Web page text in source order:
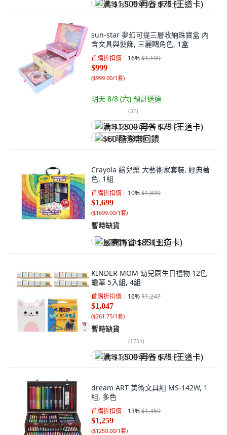
满 $1,500 再省 $75 (王道卡)
sun-star 夢幻可提三層收納珠寶盒 內
含文具與髮飾, 三麗鷗角色, 1盒
首購折扣價 16%$1,199
$999
($999.00/1套)
明天 8/8 (六) 預計送達
(37)
满 $1,500 再省 $75 (王道卡)
$60 酷澎幣回饋
Crayola 繪兒樂 大藝術家套裝, 經典著
色, 1組
首購折扣價 10%$1,899
$1,699
($1699.00/1套)
暫時缺貨
最高再省 $85 (王道卡)
KINDER MOM 幼兒園生日禮物 12色
蠟筆 5入組, 4組
首購折扣價 16%$1,247
$1,047
($261.75/1套)
暫時缺貨
(1754)
满 $1,500 再省 $75 (王道卡)
dream ART 美術文具組 MS-142W, 1
組, 多色
首購折扣價 13%$1,459
$1,259
($1259.00/1套)